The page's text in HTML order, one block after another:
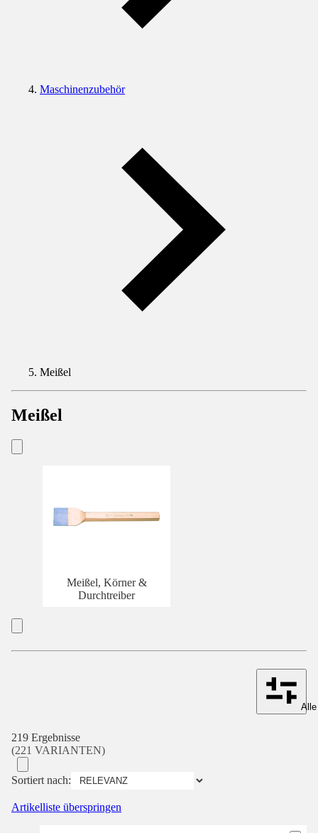
Maschinenzubehör
Meißel
Meißel
Meißel, Körner &
Durchtreiber
219 Ergebnisse
(221 VARIANTEN)
Sortiert nach:
Artikelliste überspringen